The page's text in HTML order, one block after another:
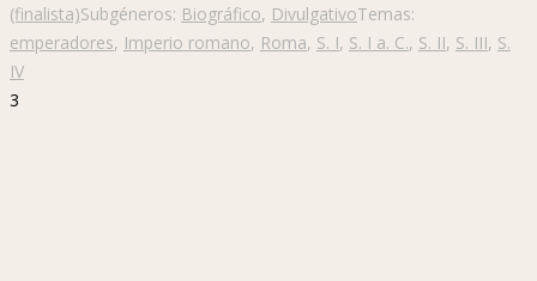
(finalista)Subgéneros: Biográfico, DivulgativoTemas:
emperadores, Imperio romano, Roma, S. I, S. I a. C., S. II, S. III, S.
IV
3